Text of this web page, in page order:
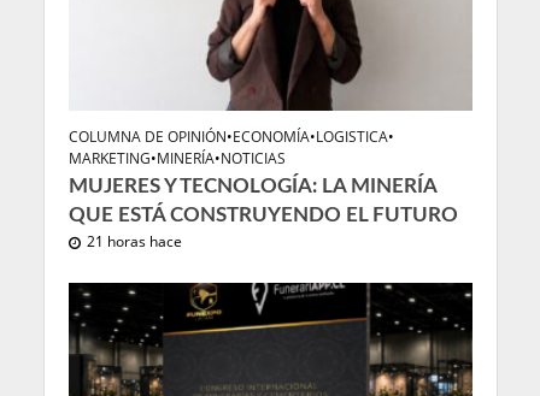
COLUMNA DE OPINIÓN•ECONOMÍA•LOGISTICA•
MARKETING•MINERÍA•NOTICIAS
MUJERES Y TECNOLOGÍA: LA MINERÍA
QUE ESTÁ CONSTRUYENDO EL FUTURO
21 horas hace